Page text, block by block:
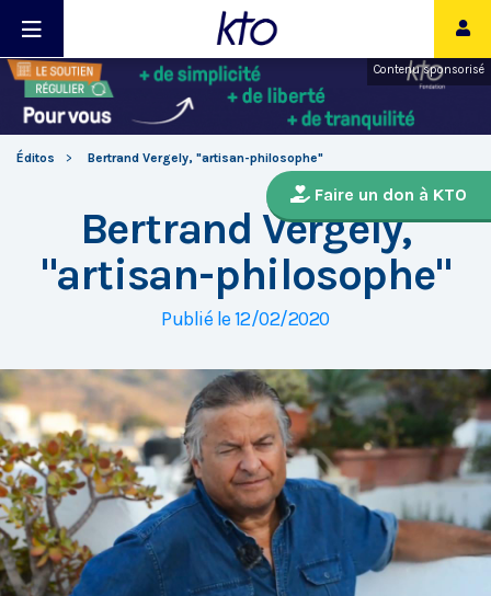
Contenu sponsorisé
Éditos Bertrand Vergely, "artisan-philosophe"
Faire un don à KTO
Bertrand Vergely,
"artisan-philosophe"
Publié le 12/02/2020